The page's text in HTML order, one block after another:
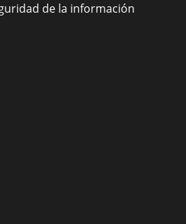
de la información